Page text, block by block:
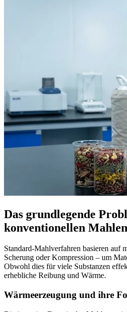
Das grundlegende
konventionellen Mahlen
Standard-Mahlverfahren basieren auf
Scherung oder Kompression – um
Obwohl dies für viele Substanzen
erhebliche Reibung und Wärme.
Wärmeerzeugung und ihre